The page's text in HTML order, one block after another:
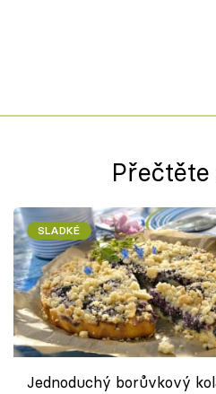
SLADKÉ
Jednoduchý borůvkový